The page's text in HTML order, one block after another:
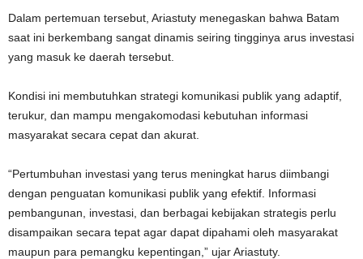
Dalam pertemuan tersebut, Ariastuty menegaskan bahwa Batam
saat ini berkembang sangat dinamis seiring tingginya arus investasi
yang masuk ke daerah tersebut.
Kondisi ini membutuhkan strategi komunikasi publik yang adaptif,
terukur, dan mampu mengakomodasi kebutuhan informasi
masyarakat secara cepat dan akurat.
“Pertumbuhan investasi yang terus meningkat harus diimbangi
dengan penguatan komunikasi publik yang efektif. Informasi
pembangunan, investasi, dan berbagai kebijakan strategis perlu
disampaikan secara tepat agar dapat dipahami oleh masyarakat
maupun para pemangku kepentingan,” ujar Ariastuty.